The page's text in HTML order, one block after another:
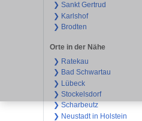
❯ Sankt Gertrud
❯ Karlshof
❯ Brodten
Orte in der Nähe
❯ Ratekau
❯ Bad Schwartau
❯ Lübeck
❯ Stockelsdorf
❯ Scharbeutz
❯ Neustadt in Holstein